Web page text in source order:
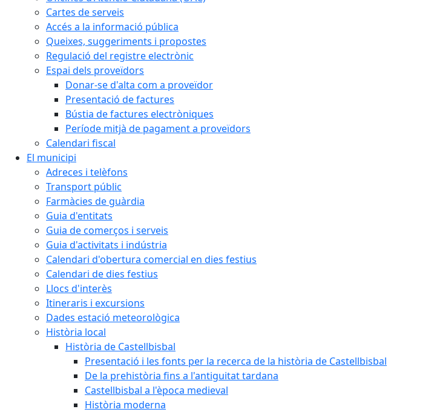
Cartes de serveis
Accés a la informació pública
Queixes, suggeriments i propostes
Regulació del registre electrònic
Espai dels proveïdors
Donar-se d'alta com a proveïdor
Presentació de factures
Bústia de factures electròniques
Període mitjà de pagament a proveïdors
Calendari fiscal
El municipi
Adreces i telèfons
Transport públic
Farmàcies de guàrdia
Guia d'entitats
Guia de comerços i serveis
Guia d'activitats i indústria
Calendari d'obertura comercial en dies festius
Calendari de dies festius
Llocs d'interès
Itineraris i excursions
Dades estació meteorològica
Història local
Història de Castellbisbal
Presentació i les fonts per la recerca de la història de Castellbisbal
De la prehistòria fins a l'antiguitat tardana
Castellbisbal a l'època medieval
Història moderna